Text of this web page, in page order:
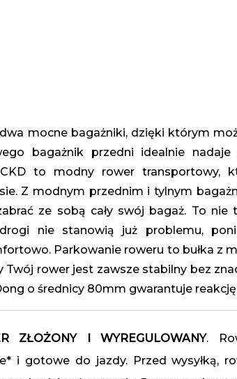
mocne bagażniki, dzięki którym
bagażnik przedni idealnie
to modny rower transportowy,
Z modnym przednim i tylnym
ze sobą cały swój bagaż. To
nie stanowią już problemu,
Parkowanie roweru to bułka z
rower jest zawsze stabilny bez
o średnicy 80mm gwarantuje reakcję
ZŁOŻONY I WYREGULOWANY.
i gotowe do jazdy. Przed wysyłką,